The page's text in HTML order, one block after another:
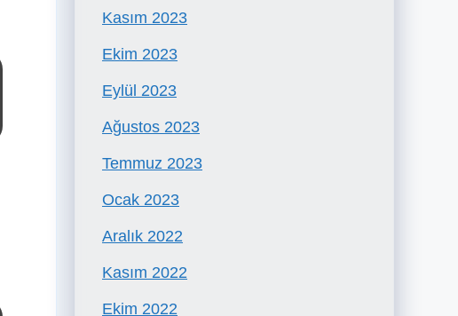
Kasım 2023
Ekim 2023
Eylül 2023
Ağustos 2023
Temmuz 2023
Ocak 2023
Aralık 2022
Kasım 2022
Ekim 2022